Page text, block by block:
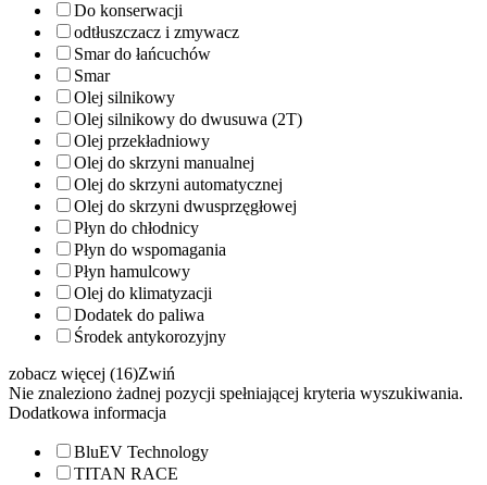
Do konserwacji
odtłuszczacz i zmywacz
Smar do łańcuchów
Smar
Olej silnikowy
Olej silnikowy do dwusuwa (2T)
Olej przekładniowy
Olej do skrzyni manualnej
Olej do skrzyni automatycznej
Olej do skrzyni dwusprzęgłowej
Płyn do chłodnicy
Płyn do wspomagania
Płyn hamulcowy
Olej do klimatyzacji
Dodatek do paliwa
Środek antykorozyjny
zobacz więcej (16)Zwiń
Nie znaleziono żadnej pozycji spełniającej kryteria wyszukiwania.
Dodatkowa informacja
BluEV Technology
TITAN RACE